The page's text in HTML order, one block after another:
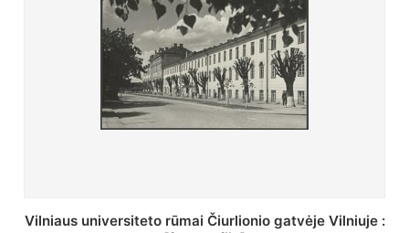
St. Batoro universiteto J. Pilsudskio kolegija :